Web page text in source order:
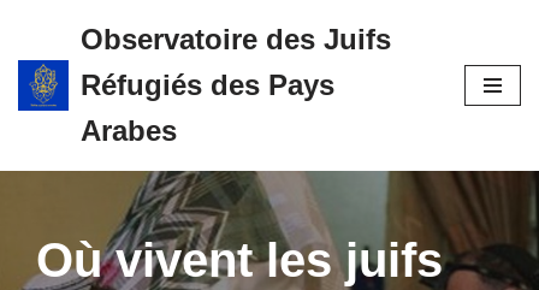
Aller
au
Observatoire des Juifs
Réfugiés des Pays
Arabes
Où vivent les juifs